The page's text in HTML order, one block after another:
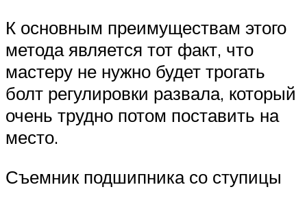
К основным преимуществам этого
метода является тот факт, что
мастеру не нужно будет трогать
болт регулировки развала, который
очень трудно потом поставить на
место.
Съемник подшипника со ступицы